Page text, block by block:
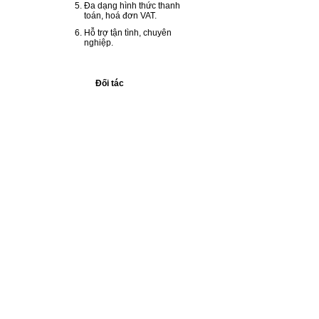
Đa dạng hình thức thanh
toán, hoá đơn VAT.
Hỗ trợ tận tình, chuyên
nghiệp.
Đối tác